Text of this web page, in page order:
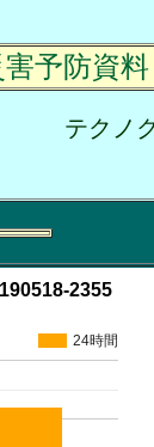
予防資料
テクノ
2355
24時間